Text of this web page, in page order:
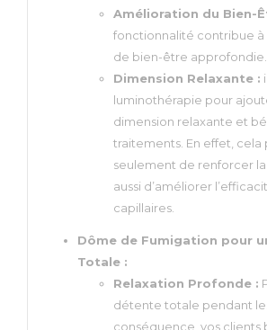
Amélioration du Bien-
fonctionnalité contribue
de bien-être approfondie.
Dimension Relaxante :
luminothérapie pour
dimension relaxante et
traitements. En effet, cela
seulement de renforcer
aussi d’améliorer
capillaires.
Dôme de Fumigation pour
Totale :
Relaxation Profonde :
détente totale pendant
conséquence, vos clients